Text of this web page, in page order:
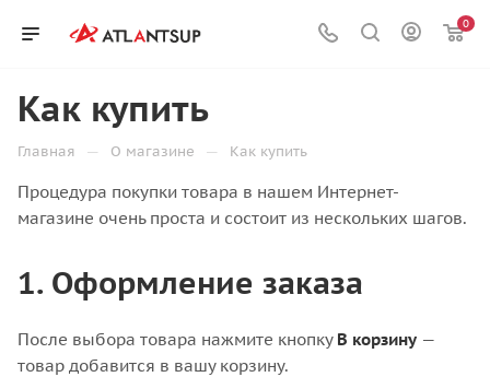
0
Как купить
Главная — О магазине — Как купить
Процедура покупки товара в нашем Интернет-
магазине очень проста и состоит из нескольких шагов.
1. Оформление заказа
После выбора товара нажмите кнопку В корзину —
товар добавится в вашу корзину.